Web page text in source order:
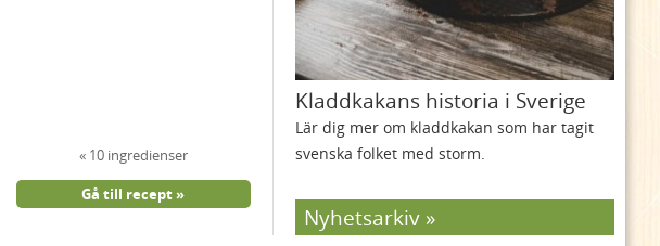
10 ingredienser
Gå till recept
Kladdkakans historia i Sverige
Lär dig mer om kladdkakan som har tagit
svenska folket med storm.
Nyhetsarkiv